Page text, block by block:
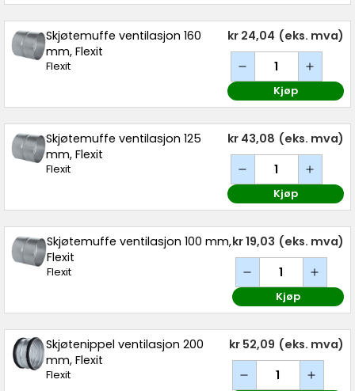
Skjøtemuffe ventilasjon 160
mm, Flexit
Flexit
kr 24,04 (eks. mva)
Kjøp
Skjøtemuffe ventilasjon 125
mm, Flexit
Flexit
kr 43,08 (eks. mva)
Kjøp
Skjøtemuffe ventilasjon 100 mm,
Flexit
Flexit
kr 19,03 (eks. mva)
Kjøp
Skjøtenippel ventilasjon 200
mm, Flexit
Flexit
kr 52,09 (eks. mva)